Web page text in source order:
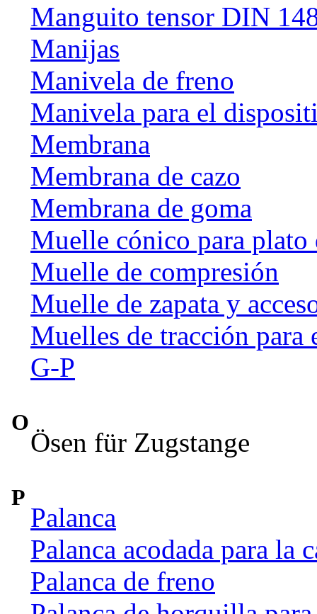
Manguito tensor DIN
Manijas
Manivela de freno
Manivela para el
Membrana
Membrana de cazo
Membrana de goma
Muelle cónico para plato
Muelle de compresión
Muelle de zapata y
Muelles de tracción
G-P
O
Ösen für Zugstange
P
Palanca
Palanca acodada para la
Palanca de freno